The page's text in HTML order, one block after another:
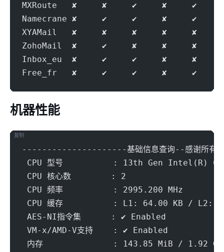
MXRoute   ✘     ✘     ✔     ✘     ✔
Namecrane ✘     ✔     ✔     ✘     ✔
XYAMail   ✘     ✘     ✘     ✘     ✘
ZohoMail  ✘     ✔     ✘     ✘     ✘
Inbox_eu  ✘     ✔     ✔     ✘     ✘
Free_fr   ✘     ✔     ✔     ✘     ✔
机器性能
---------------------基础信息查询--感谢所
CPU 型号          : 13th Gen Intel(R)
CPU 核心数        : 2
CPU 频率          : 2995.200 MHz
CPU 缓存          : L1: 64.00 KB / L2:
AES-NI指令集      : ✔ Enabled
VM-x/AMD-V支持    : ✔ Enabled
内存              : 143.85 MiB / 1.92
复制